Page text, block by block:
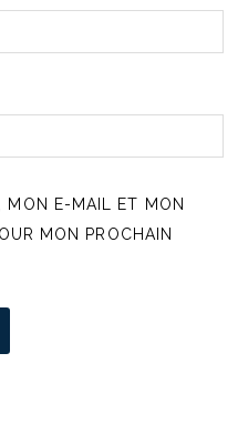
MON E-MAIL ET MON
MON PROCHAIN